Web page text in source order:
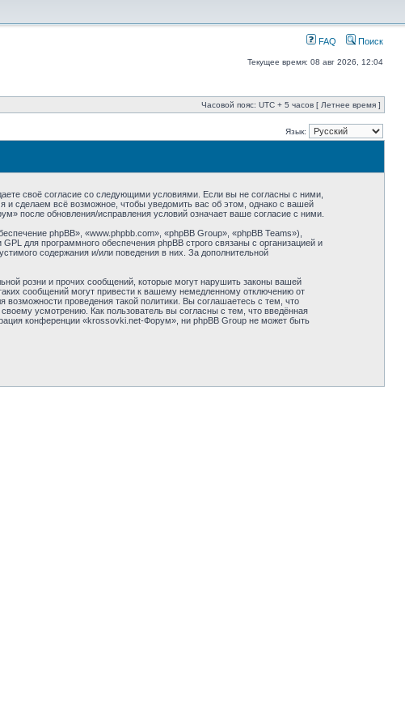
FAQ Поиск
Текущее время: 08 авг 2026, 12:04
Часовой пояс: UTC + 5 часов [ Летнее время ]
Язык:
своё согласие со следующими условиями. Если вы не согласны с ними,
сделаем всё возможное, чтобы уведомить вас об этом, однако с вашей
после обновления/исправления условий означает ваше согласие с ними.
phpBB», «www.phpbb.com», «phpBB Group», «phpBB Teams»),
для программного обеспечения phpBB строго связаны с организацией и
содержания и/или поведения в них. За дополнительной
розни и прочих сообщений, которые могут нарушить законы вашей
сообщений могут привести к вашему немедленному отключению от
проведения такой политики. Вы соглашаетесь с тем, что
усмотрению. Как пользователь вы согласны с тем, что введённая
конференции «krossovki.net-Форум», ни phpBB Group не может быть